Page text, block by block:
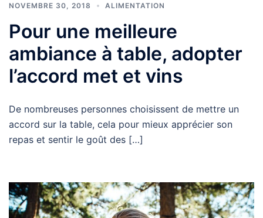
NOVEMBRE 30, 2018 ALIMENTATION
Pour une meilleure
ambiance à table, adopter
l’accord met et vins
De nombreuses personnes choisissent de mettre un
accord sur la table, cela pour mieux apprécier son
repas et sentir le goût des […]